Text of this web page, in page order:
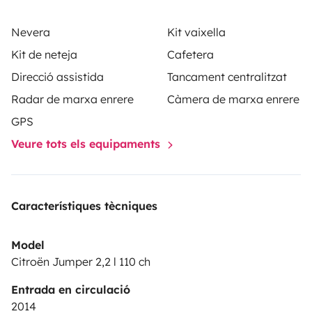
Nevera
Kit vaixella
Kit de neteja
Cafetera
Direcció assistida
Tancament centralitzat
Radar de marxa enrere
Càmera de marxa enrere
GPS
Veure tots els equipaments
Característiques tècniques
Model
Citroën Jumper 2,2 l 110 ch
Entrada en circulació
2014